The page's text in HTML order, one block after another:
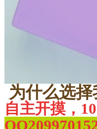
为什么选
自主开摸，
QQ